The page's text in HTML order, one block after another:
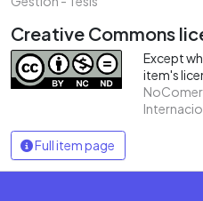
Creative Commons
Except
item's
Full item page